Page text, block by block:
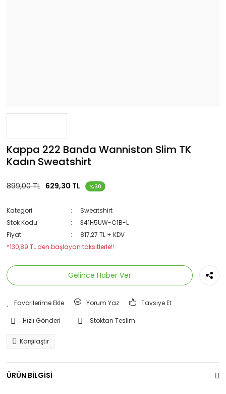
Kappa 222 Banda Wanniston Slim TK
Kadın Sweatshirt
899,00 TL 629,30 TL %30
Kategori
Sweatshirt
Stok Kodu
341H5UW-C1B-L
Fiyat
817,27 TL + KDV
*130,89 TL den başlayan taksitlerle!!
Gelince Haber Ver
Yorum Yaz Tavsiye Et
Hızlı Gönderi Stoktan Teslim
Karşılaştır
ÜRÜN BİLGİSİ